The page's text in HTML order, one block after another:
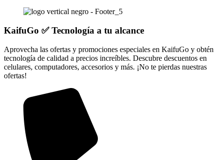
KaifuGo ✅ Tecnología a tu alcance
Aprovecha las ofertas y promociones especiales en KaifuGo y obtén
tecnología de calidad a precios increíbles. Descubre descuentos en
celulares, computadores, accesorios y más. ¡No te pierdas nuestras
ofertas!